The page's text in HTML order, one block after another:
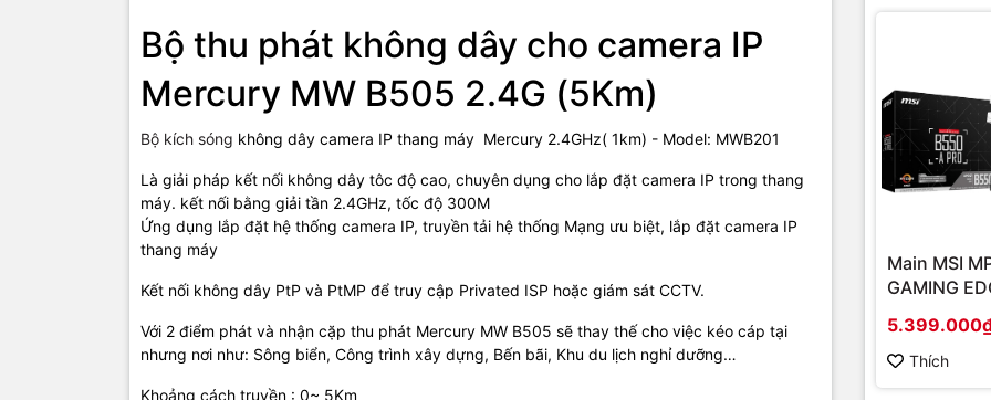
Bộ thu phát không dây cho camera IP
Mercury MW B505 2.4G (5Km)
Bộ kích sóng không dây camera IP thang máy Mercury 2.4GHz( 1km) - Model: MWB201
Là giải pháp kết nối không dây tôc độ cao, chuyên dụng cho lắp đặt camera IP trong thang
máy. kết nối bằng giải tần 2.4GHz, tốc độ 300M
Ứng dụng lắp đặt hệ thống camera IP, truyền tải hệ thống Mạng ưu biệt, lắp đặt camera IP
thang máy
Kết nối không dây PtP và PtMP để truy cập Privated ISP hoặc giám sát CCTV.
Với 2 điểm phát và nhận cặp thu phát Mercury MW B505 sẽ thay thế cho việc kéo cáp tại
nhưng nơi như: Sông biển, Công trình xây dựng, Bến bãi, Khu du lịch nghỉ dưỡng…
Khoảng cách truyền : 0~ 5Km
Main MSI
GAMING
Socket AM4/
onboard)
Thích
– Nhà phân phối và cung cấp giải pháp công nghệ uy tín tại Việt Nam.
chuyên cung cấp đa dạng sản phẩm:Laptop,Máy tính PC Máy chủ - Server
mạng
,Camera giám sát ,Tổng đài,Màn hình tương tác Linh kiện máy tính
tivi, tủ lạnh, máy giặt, máy hút ẩm... cùng nhiều thiết bị công nghệ khác.TIC.VN
mang đếnsản phẩm chính hãng, giá tốt, dịch vụ chuyên nghiệp